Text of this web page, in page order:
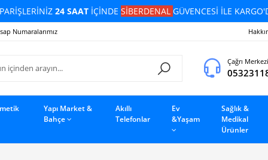
24 SAATİÇİNDE SİBERDENAL GÜVENCESİ İLE
Numaralarımız
Çağrı Merkezi
Yapı Market &
Bahçe
Akıllı
Telefonlar
Ev
&Yaşam
Sağlık &
Medikal
Ürünler